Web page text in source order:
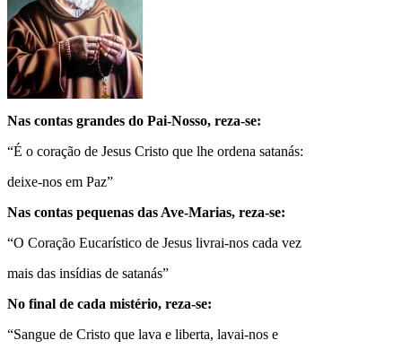
Nas contas grandes do Pai-Nosso, reza-se:
“É o coração de Jesus Cristo que lhe ordena satanás:
deixe-nos em Paz”
Nas contas pequenas das Ave-Marias, reza-se:
“O Coração Eucarístico de Jesus livrai-nos cada vez
mais das insídias de satanás”
No final de cada mistério, reza-se:
“Sangue de Cristo que lava e liberta, lavai-nos e